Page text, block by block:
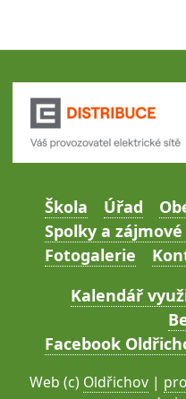
Škola Úřad
Spolky a
Fotogalerie
Kalendář
Facebook
Web (c) Oldřichov |